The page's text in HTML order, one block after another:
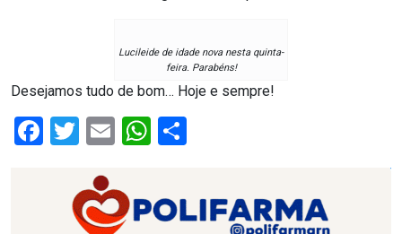
ASSEMBLEIA
DO
ASSEMBLEIA
Lucileide de idade nova nesta quinta-
feira. Parabéns!
Desejamos tudo de bom… Hoje e sempre!
Facebook
Twitter
EmailWhatsApp